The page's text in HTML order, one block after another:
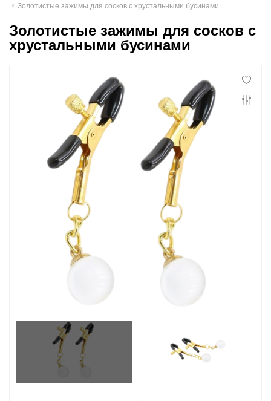
Доставка и оплата
Контакты
Конфиденциальность
Гарантии и возврат
Беспроцентная рассрочка
Золотистые зажимы для сосков с хрустальными бусинами
Золотистые зажимы для сосков с
хрустальными бусинами